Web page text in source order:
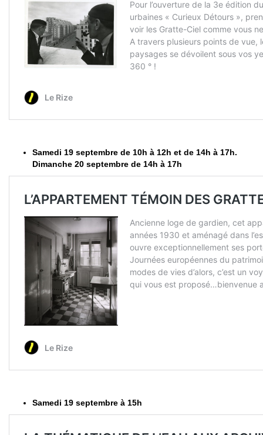
Samedi 19 septembre de 10h à 12h et de 14h à 17h.
Dimanche 20 septembre de 14h à 17h
Samedi 19 septembre à 15h